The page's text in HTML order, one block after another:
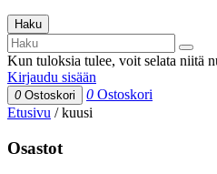
Haku
Kun tuloksia tulee, voit selata niitä
Kirjaudu sisään
0 Ostoskori 0 Ostoskori
Etusivu /kuusi
Osastot